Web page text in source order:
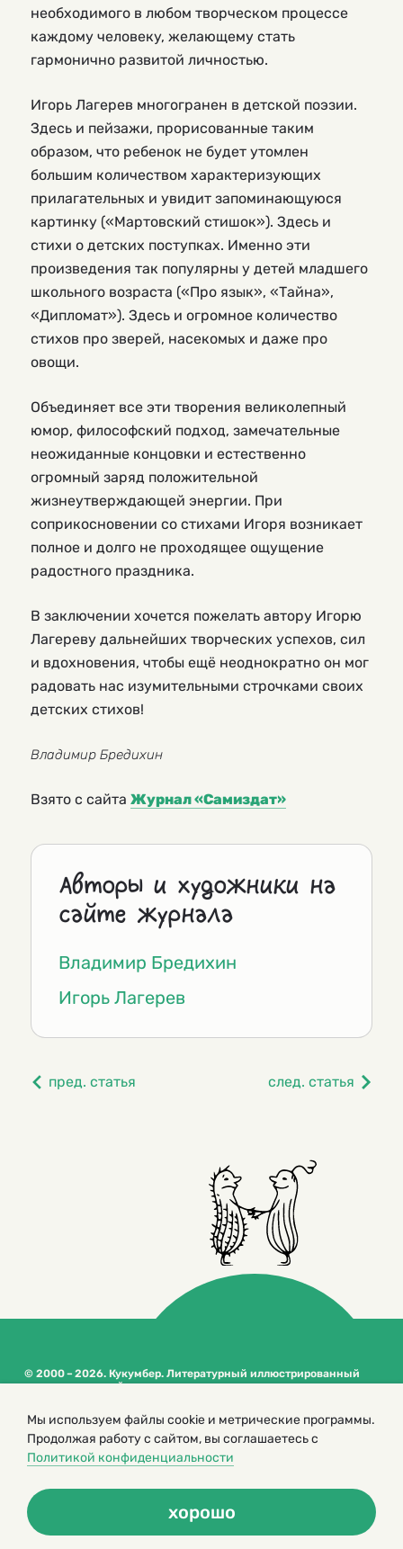
необходимого в любом творческом процессе
каждому человеку, желающему стать
гармонично развитой личностью.
Игорь Лагерев многогранен в детской поэзии.
Здесь и пейзажи, прорисованные таким
образом, что ребенок не будет утомлен
большим количеством характеризующих
прилагательных и увидит запоминающуюся
картинку («Мартовский стишок»). Здесь и
стихи о детских поступках. Именно эти
произведения так популярны у детей младшего
школьного возраста («Про язык», «Тайна»,
«Дипломат»). Здесь и огромное количество
стихов про зверей, насекомых и даже про
овощи.
Объединяет все эти творения великолепный
юмор, философский подход, замечательные
неожиданные концовки и естественно
огромный заряд положительной
жизнеутверждающей энергии. При
соприкосновении со стихами Игоря возникает
полное и долго не проходящее ощущение
радостного праздника.
В заключении хочется пожелать автору Игорю
Лагереву дальнейших творческих успехов, сил
и вдохновения, чтобы ещё неоднократно он мог
радовать нас изумительными строчками своих
детских стихов!
Владимир Бредихин
Взято с сайта Журнал «Самиздат»
Авторы и художники на
сайте журнала
Владимир Бредихин
Игорь Лагерев
пред. статья след. статья
© 2000 – 2026. Кукумбер. Литературный иллюстрированный
журнал для детей
сайта
Политика конфиденциальности
Мы используем файлы cookie и метрические программы.
Продолжая работу с сайтом, вы соглашаетесь с
Политикой конфиденциальности
хорошо